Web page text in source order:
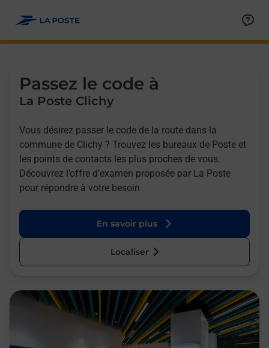
Passez le code à
La Poste Clichy
Vous désirez passer le code de la route dans la
commune de Clichy ? Trouvez les bureaux de Poste et
les points de contacts les plus proches de vous.
Découvrez l’offre d’examen proposée par La Poste
pour répondre à votre besoin
En savoir plus
Localiser